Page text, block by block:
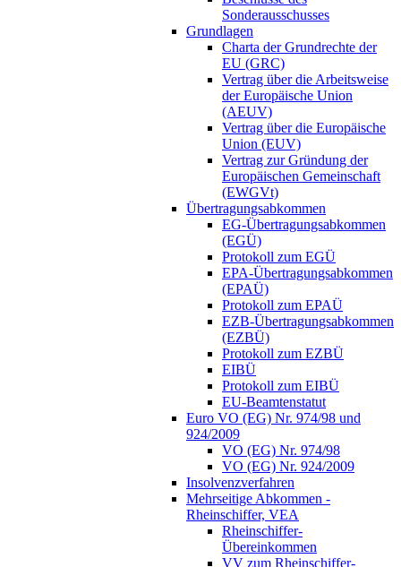
Sonderausschusses
Grundlagen
Charta der Grundrechte der
EU (GRC)
Vertrag über die Arbeitsweise
der Europäische Union
(AEUV)
Vertrag über die Europäische
Union (EUV)
Vertrag zur Gründung der
Europäischen Gemeinschaft
(EWGVt)
Übertragungsabkommen
EG-Übertragungsabkommen
(EGÜ)
Protokoll zum EGÜ
EPA-Übertragungsabkommen
(EPAÜ)
Protokoll zum EPAÜ
EZB-Übertragungsabkommen
(EZBÜ)
Protokoll zum EZBÜ
EIBÜ
Protokoll zum EIBÜ
EU-Beamtenstatut
Euro VO (EG) Nr. 974/98 und
924/2009
VO (EG) Nr. 974/98
VO (EG) Nr. 924/2009
Insolvenzverfahren
Mehrseitige Abkommen -
Rheinschiffer, VEA
Rheinschiffer-
Übereinkommen
VV zum Rheinschiffer-